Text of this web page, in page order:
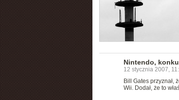
Nintendo,
12 stycznia 2007,
Bill Gates
Wii. Dodał, że to